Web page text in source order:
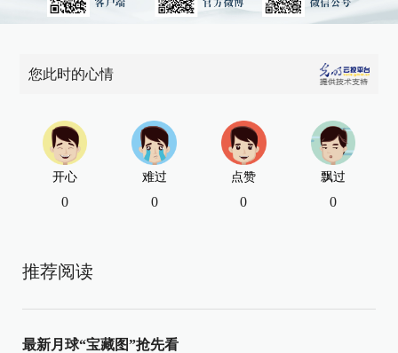
您此时的心情
开心
0
难过
0
点赞
0
飘过
0
推荐阅读
最新月球“宝藏图”抢先看